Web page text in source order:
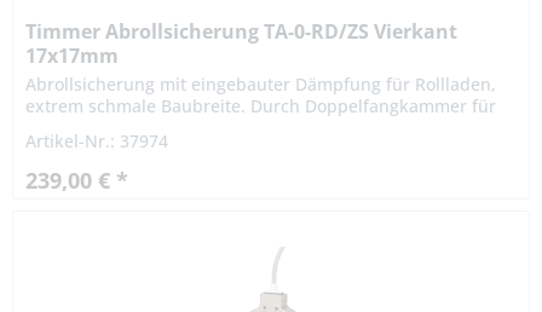
Timmer Abrollsicherung TA-0-RD/ZS Vierkant
17x17mm
Abrollsicherung mit eingebauter Dämpfung für Rollladen,
extrem schmale Baubreite. Durch Doppelfangkammer für
oder...
Artikel-Nr.: 37974
239,00 € *